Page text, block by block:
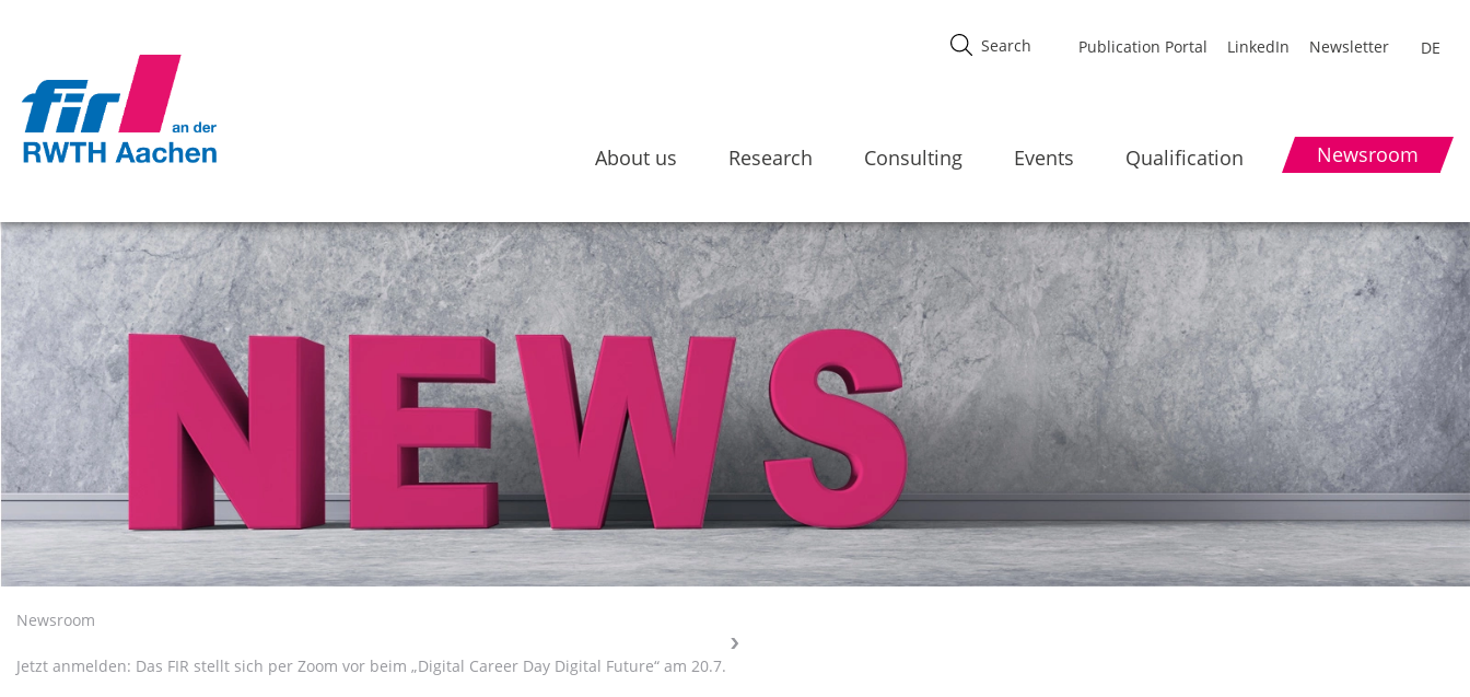
Publication Portal LinkedIn Newsletter DE
About us Research Consulting Events Qualification Newsroom
Newsroom
Jetzt anmelden: Das FIR stellt sich per Zoom vor beim „Digital Career Day Digital Future“ am 20.7.